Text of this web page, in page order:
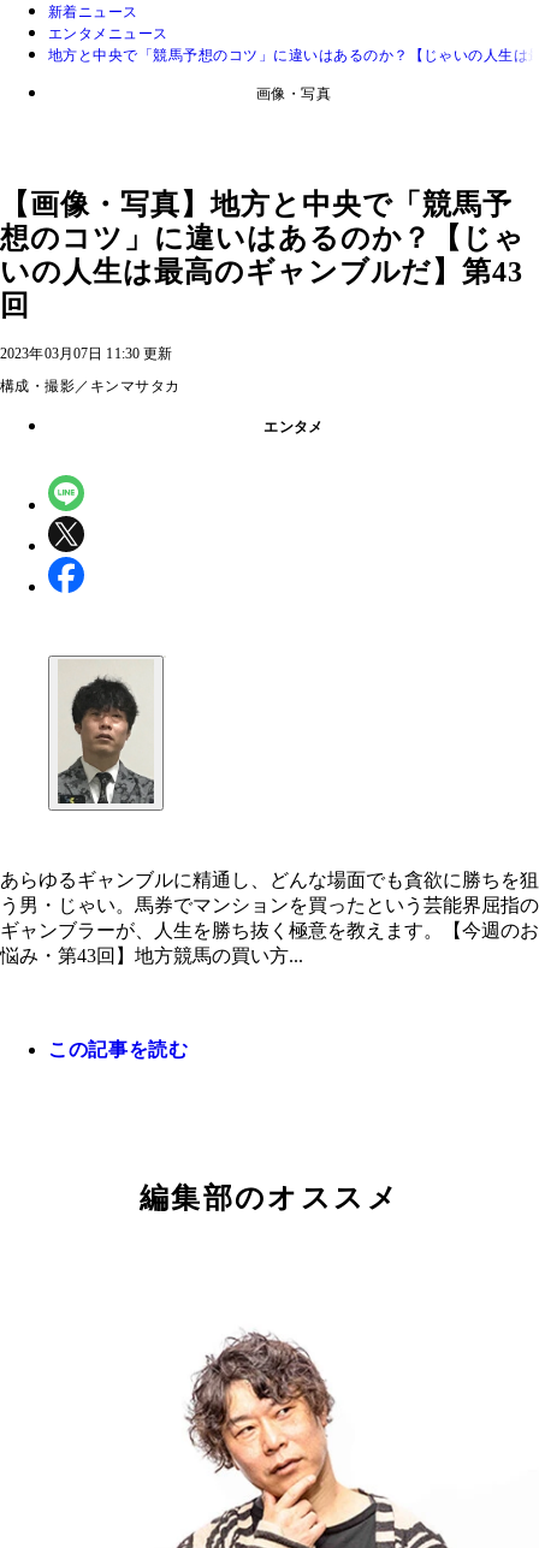
新着ニュース
エンタメニュース
地方と中央で「競馬予想のコツ」に違いはあるのか？【じゃいの人生は
画像・写真
【画像・写真】地方と中央で「競馬予
想のコツ」に違いはあるのか？【じゃ
いの人生は最高のギャンブルだ】第43
回
2023年03月07日 11:30 更新
構成・撮影／キンマサタカ
エンタメ
あらゆるギャンブルに精通し、どんな場面でも貪欲に勝ちを狙
う男・じゃい。馬券でマンションを買ったという芸能界屈指の
ギャンブラーが、人生を勝ち抜く極意を教えます。【今週のお
悩み・第43回】地方競馬の買い方...
この記事を読む
編集部のオススメ